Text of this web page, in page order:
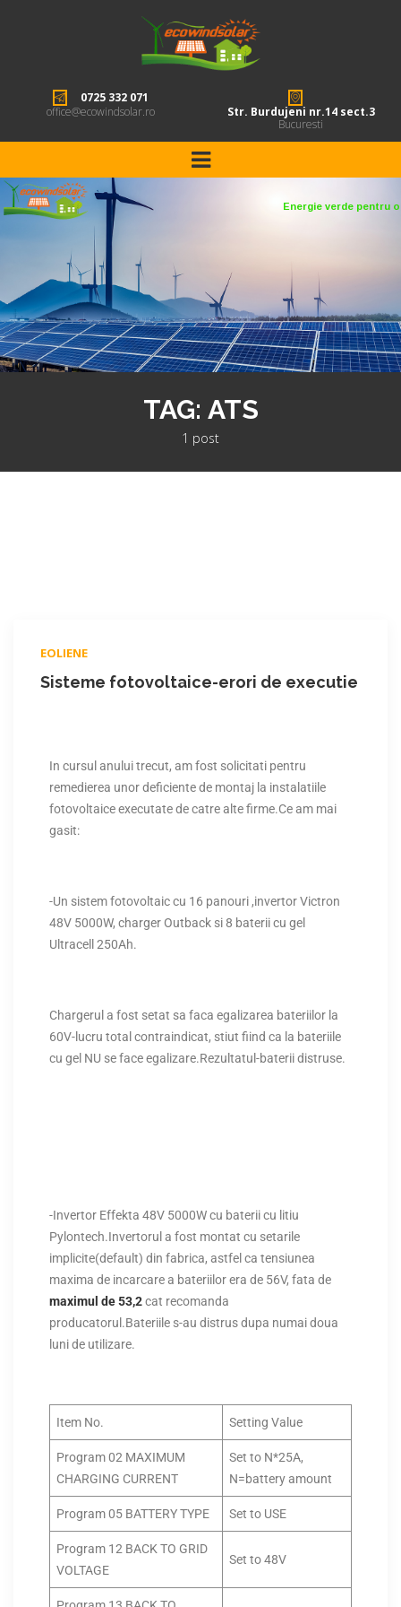
0725 332 071
office@ecowindsolar.ro
Str. Burdujeni nr.14 sect.3
Bucuresti
Energie verde pentru
TAG: ATS
1 post
EOLIENE
Sisteme fotovoltaice-erori de executie
In cursul anului trecut, am fost solicitati pentru
remedierea unor deficiente de montaj la instalatiile
fotovoltaice executate de catre alte firme.Ce am mai
gasit:
-Un sistem fotovoltaic cu 16 panouri ,invertor Victron
48V 5000W, charger Outback si 8 baterii cu gel
Ultracell 250Ah.
Chargerul a fost setat sa faca egalizarea bateriilor la
60V-lucru total contraindicat, stiut fiind ca la bateriile
cu gel NU se face egalizare.Rezultatul-baterii distruse.
-Invertor Effekta 48V 5000W cu baterii cu litiu
Pylontech.Invertorul a fost montat cu setarile
implicite(default) din fabrica, astfel ca tensiunea
maxima de incarcare a bateriilor era de 56V, fata de
maximul de 53,2cat recomanda
producatorul.Bateriile s-au distrus dupa numai doua
luni de utilizare.
Item No. Setting Value
Program 02 MAXIMUM
CHARGING CURRENT
Set to N*25A,
N=battery amount
Program 05 BATTERY TYPE Set to USE
Program 12 BACK TO GRID
VOLTAGE
Set to 48V